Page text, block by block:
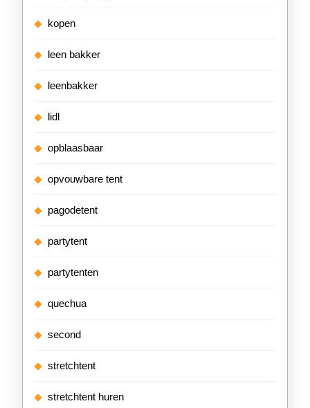
kopen
leen bakker
leenbakker
lidl
opblaasbaar
opvouwbare tent
pagodetent
partytent
partytenten
quechua
second
stretchtent
stretchtent huren